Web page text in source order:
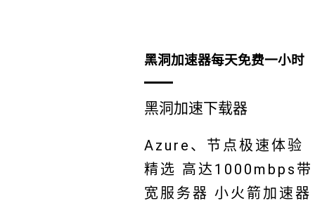
黑洞加速器每天免费一小时
黑洞加速下载器
Azure、节点极速体验
精选 高达1000mbps带
宽服务器 小火箭加速器